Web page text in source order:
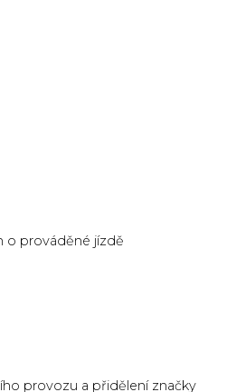
o prováděné jízdě
provozu a přidělení značky